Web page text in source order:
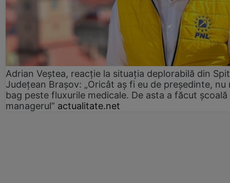
Adrian Veștea, reacție la situația deplorabilă din
Județean Brașov: „Oricât aș fi eu de președinte, nu
bag peste fluxurile medicale. De asta a făcut școală
managerul” actualitate.net